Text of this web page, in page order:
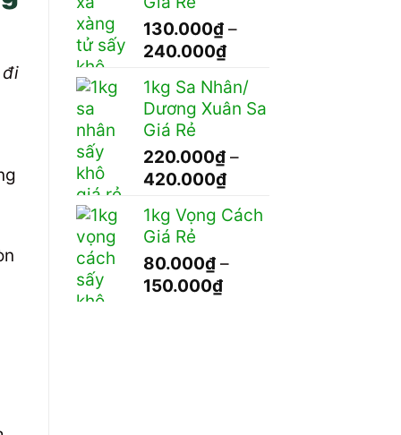
đi
đến
120.000₫
130.000₫ –
240.000₫Khoảng
từ
130.000₫
240.000₫
1kg Sa Nhân/
Dương Xuân Sa
Giá Rẻ
220.000₫ –
420.000₫Khoảng
từ
đến
1kg Vọng Cách
Giá Rẻ
80.000₫ –
150.000₫Khoảng